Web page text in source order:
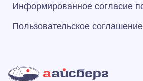
Информированное согласие
Пользовательское соглашение